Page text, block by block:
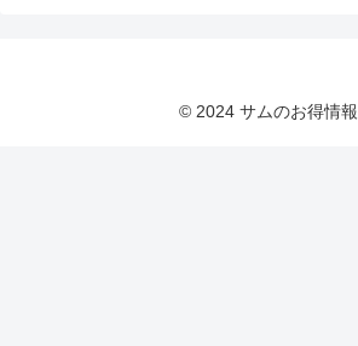
© 2024 サムのお得情報.